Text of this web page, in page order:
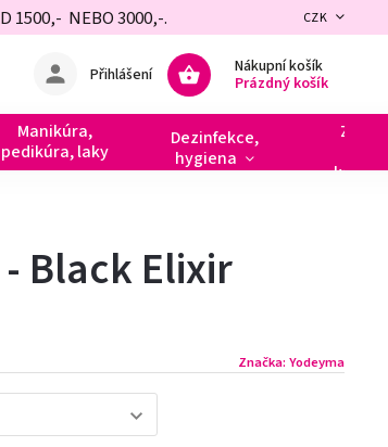
1500,- NEBO 3000,-. CZK
Nákupní košík
Prázdný košík
Přihlášení
Manikúra,
pedikúra, laky
Dezinfekce,
hygiena
Black Elixir
Značka: Yodeyma